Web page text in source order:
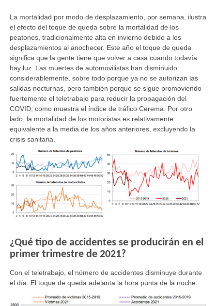
La mortalidad por modo de desplazamiento, por semana, ilustra
el efecto del toque de queda sobre la mortalidad de los
peatones, tradicionalmente alta en invierno debido a los
desplazamientos al anochecer. Este año el toque de queda
significa que la gente tiene que volver a casa cuando todavía
hay luz. Las muertes de automovilistas han disminuido
considerablemente, sobre todo porque ya no se autorizan las
salidas nocturnas, pero también porque se sigue promoviendo
fuertemente el teletrabajo para reducir la propagación del
COVID, como muestra el índice de tráfico Cerema. Por otro
lado, la mortalidad de los motoristas es relativamente
equivalente a la media de los años anteriores, excluyendo la
crisis sanitaria.
¿Qué tipo de accidentes se producirán en el
primer trimestre de 2021?
Con el teletrabajo, el número de accidentes disminuye durante
el día. El toque de queda adelanta la hora punta de la noche.